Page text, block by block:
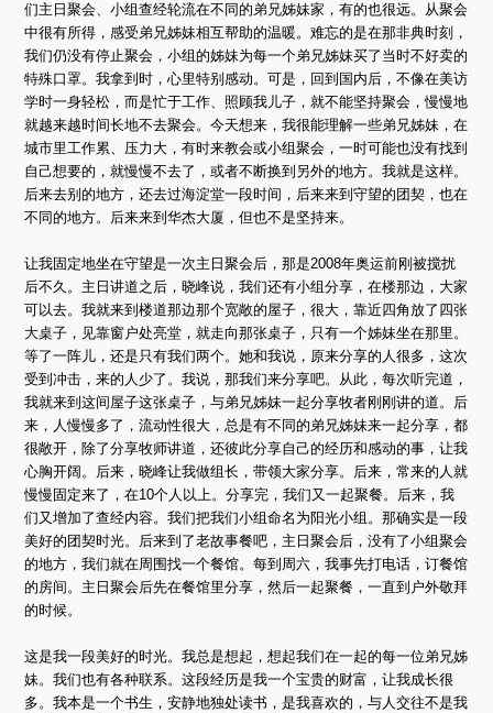
们主日聚会、小组查经轮流在不同的弟兄姊妹家，有的也很远。从聚会
中很有所得，感受弟兄姊妹相互帮助的温暖。难忘的是在那非典时刻，
我们仍没有停止聚会，小组的姊妹为每一个弟兄姊妹买了当时不好卖的
特殊口罩。我拿到时，心里特别感动。可是，回到国内后，不像在美访
学时一身轻松，而是忙于工作、照顾我儿子，就不能坚持聚会，慢慢地
就越来越时间长地不去聚会。今天想来，我很能理解一些弟兄姊妹，在
城市里工作累、压力大，有时来教会或小组聚会，一时可能也没有找到
自己想要的，就慢慢不去了，或者不断换到另外的地方。我就是这样。
后来去别的地方，还去过海淀堂一段时间，后来来到守望的团契，也在
不同的地方。后来来到华杰大厦，但也不是坚持来。
让我固定地坐在守望是一次主日聚会后，那是2008年奥运前刚被搅扰
后不久。主日讲道之后，晓峰说，我们还有小组分享，在楼那边，大家
可以去。我就来到楼道那边那个宽敞的屋子，很大，靠近四角放了四张
大桌子，见靠窗户处亮堂，就走向那张桌子，只有一个姊妹坐在那里。
等了一阵儿，还是只有我们两个。她和我说，原来分享的人很多，这次
受到冲击，来的人少了。我说，那我们来分享吧。从此，每次听完道，
我就来到这间屋子这张桌子，与弟兄姊妹一起分享牧者刚刚讲的道。后
来，人慢慢多了，流动性很大，总是有不同的弟兄姊妹来一起分享，都
很敞开，除了分享牧师讲道，还彼此分享自己的经历和感动的事，让我
心胸开阔。后来，晓峰让我做组长，带领大家分享。后来，常来的人就
慢慢固定来了，在10个人以上。分享完，我们又一起聚餐。后来，我
们又增加了查经内容。我们把我们小组命名为阳光小组。那确实是一段
美好的团契时光。后来到了老故事餐吧，主日聚会后，没有了小组聚会
的地方，我们就在周围找一个餐馆。每到周六，我事先打电话，订餐馆
的房间。主日聚会后先在餐馆里分享，然后一起聚餐，一直到户外敬拜
的时候。
这是我一段美好的时光。我总是想起，想起我们在一起的每一位弟兄姊
妹。我们也有各种联系。这段经历是我一个宝贵的财富，让我成长很
多。我本是一个书生，安静地独处读书，是我喜欢的，与人交往不是我